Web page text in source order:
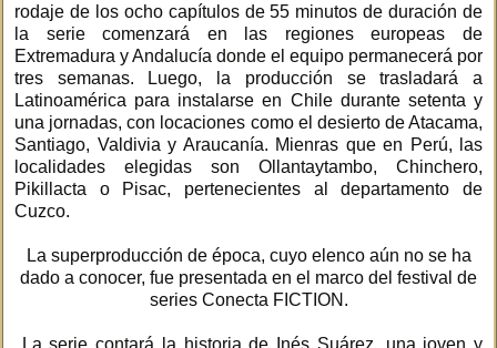
rodaje de los ocho capítulos de 55 minutos de duración de
la serie comenzará en las regiones europeas de
Extremadura y Andalucía donde el equipo permanecerá por
tres semanas. Luego, la producción se trasladará a
Latinoamérica para instalarse en Chile durante setenta y
una jornadas, con locaciones como el desierto de Atacama,
Santiago, Valdivia y Araucanía. Mienras que en Perú, las
localidades elegidas son Ollantaytambo, Chinchero,
Pikillacta o Pisac, pertenecientes al departamento de
Cuzco.
La superproducción de época, cuyo elenco aún no se ha
dado a conocer, fue presentada en el marco del festival de
series Conecta FICTION.
La serie contará la historia de Inés Suárez, una joven y